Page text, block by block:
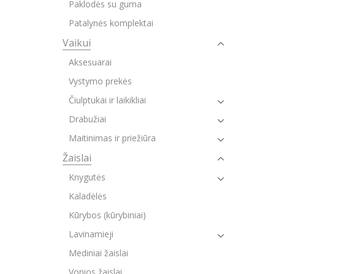
Paklodės su guma
Patalynės komplektai
Vaikui
Aksesuarai
Vystymo prekės
Čiulptukai ir laikikliai
Drabužiai
Maitinimas ir priežiūra
Žaislai
Knygutės
Kaladėlės
Kūrybos (kūrybiniai)
Lavinamieji
Mediniai žaislai